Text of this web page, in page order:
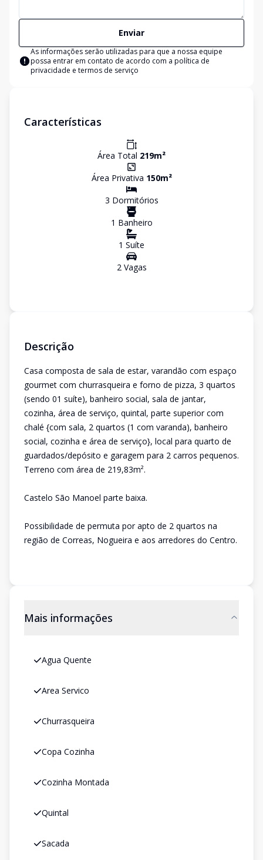
Enviar
As informações serão utilizadas para que a nossa equipe
possa entrar em contato de acordo com a política de
privacidade e termos de serviço
Características
Área Total 219m²
Área Privativa 150m²
3 Dormitórios
1 Banheiro
1 Suíte
2Vagas
Descrição
Casa composta de sala de estar, varandão com espaço
gourmet com churrasqueira e forno de pizza, 3 quartos
(sendo 01 suíte), banheiro social, sala de jantar,
cozinha, área de serviço, quintal, parte superior com
chalé {com sala, 2 quartos (1 com varanda), banheiro
social, cozinha e área de serviço}, local para quarto de
guardados/depósito e garagem para 2 carros pequenos.
Terreno com área de 219,83m².
Castelo São Manoel parte baixa.
Possibilidade de permuta por apto de 2 quartos na
região de Correas, Nogueira e aos arredores do Centro.
Mais informações
Agua Quente
Area Servico
Churrasqueira
Copa Cozinha
Cozinha Montada
Quintal
Sacada